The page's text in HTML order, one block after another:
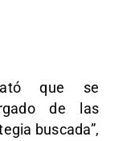
que se
de las
buscada”,